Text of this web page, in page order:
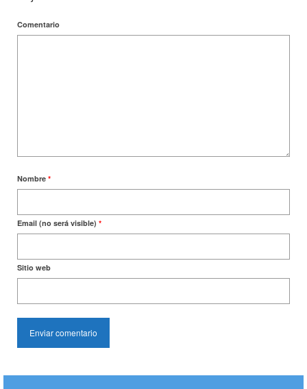
Comentario
Nombre *
Email (no será visible) *
Sitio web